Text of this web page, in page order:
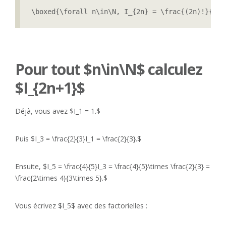
\boxed{\forall n\in\N, I_{2n} =
Pour tout $n\in\N$ calculez
$I_{2n+1}$
Déjà, vous avez $I_1 = 1.$
Puis $I_3 = \frac{2}{3}I_1 = \frac{2}{3}.$
Ensuite, $I_5 = \frac{4}{5}I_3 = \frac{4}{5}\times \frac{2}{3} =
\frac{2\times 4}{3\times 5}.$
Vous écrivez $I_5$ avec des factorielles :